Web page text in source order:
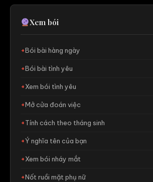
Xem bói
Bói bài hàng ngày
Bói bài tình yêu
Xem bói tình yêu
Mở cửa đoán việc
Tính cách theo tháng sinh
Ý nghĩa tên của bạn
Xem bói nháy mắt
Nốt ruồi mặt phụ nữ